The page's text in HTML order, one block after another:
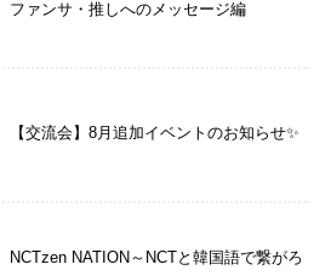
ファンサ・推しへのメッセージ編
【交流会】8月追加イベントのお知らせ✨
NCTzen NATION～NCTと韓国語で繋がろ